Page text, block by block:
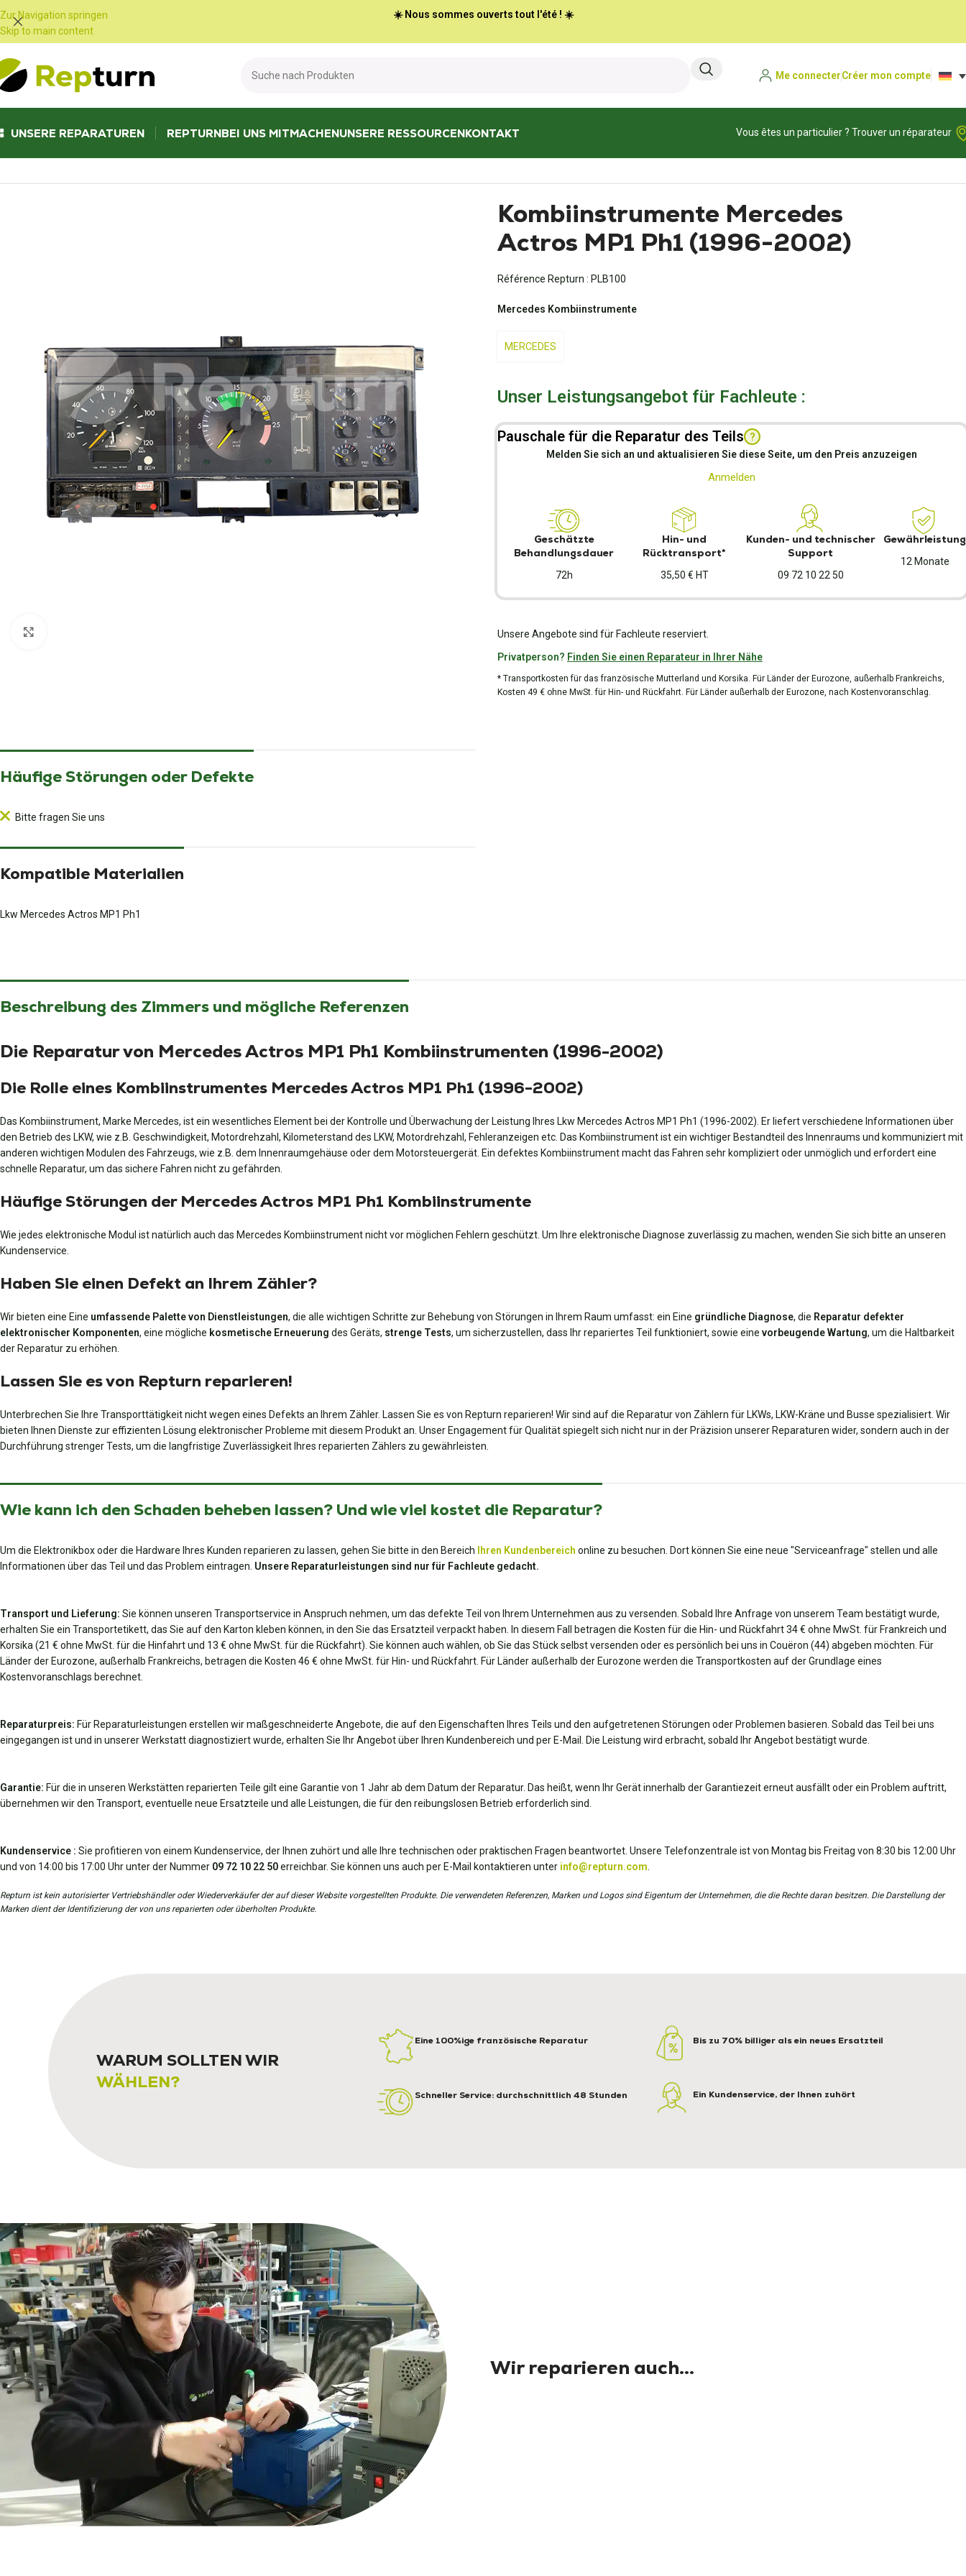
Zur Navigation springen
Skip to main content
☀️ Nous sommes ouverts tout l'été ! ☀️
Me connecterCréer mon compte
UNSERE REPARATUREN REPTURNBEI UNS MITMACHENUNSERE RESSOURCENKONTAKT
Vous êtes un particulier ? Trouver un réparateur
Kombiinstrumente Mercedes
Actros MP1 Ph1 (1996-2002)
Référence Repturn : PLB100
Mercedes Kombiinstrumente
MERCEDES
Unser Leistungsangebot für Fachleute :
Pauschale für die Reparatur des Teils ?
Melden Sie sich an und aktualisieren Sie diese Seite, um den Preis anzuzeigen
Anmelden
Geschätzte
Behandlungsdauer
72h
Hin- und
Rücktransport*
35,50 € HT
Kunden- und technischer
Support
09 72 10 22 50
Gewährleistung
12 Monate
Unsere Angebote sind für Fachleute reserviert.
Privatperson? Finden Sie einen Reparateur in Ihrer Nähe
* Transportkosten für das französische Mutterland und Korsika. Für Länder der Eurozone, außerhalb Frankreichs,
Kosten 49 € ohne MwSt. für Hin- und Rückfahrt. Für Länder außerhalb der Eurozone, nach Kostenvoranschlag.
Häufige Störungen oder Defekte
Bitte fragen Sie uns
Kompatible Materialien
Lkw Mercedes Actros MP1 Ph1
Beschreibung des Zimmers und mögliche Referenzen
Die Reparatur von Mercedes Actros MP1 Ph1 Kombiinstrumenten (1996-2002)
Die Rolle eines Kombiinstrumentes Mercedes Actros MP1 Ph1 (1996-2002)
Das Kombiinstrument, Marke Mercedes, ist ein wesentliches Element bei der Kontrolle und Überwachung der Leistung Ihres Lkw Mercedes Actros MP1 Ph1 (1996-2002). Er liefert verschiedene Informationen über
den Betrieb des LKW, wie z.B. Geschwindigkeit, Motordrehzahl, Kilometerstand des LKW, Motordrehzahl, Fehleranzeigen etc. Das Kombiinstrument ist ein wichtiger Bestandteil des Innenraums und kommuniziert mit
anderen wichtigen Modulen des Fahrzeugs, wie z.B. dem Innenraumgehäuse oder dem Motorsteuergerät. Ein defektes Kombiinstrument macht das Fahren sehr kompliziert oder unmöglich und erfordert eine
schnelle Reparatur, um das sichere Fahren nicht zu gefährden.
Häufige Störungen der Mercedes Actros MP1 Ph1 Kombiinstrumente
Wie jedes elektronische Modul ist natürlich auch das Mercedes Kombiinstrument nicht vor möglichen Fehlern geschützt. Um Ihre elektronische Diagnose zuverlässig zu machen, wenden Sie sich bitte an unseren
Kundenservice.
Haben Sie einen Defekt an Ihrem Zähler?
Wir bieten eine Eine umfassende Palette von Dienstleistungen, die alle wichtigen Schritte zur Behebung von Störungen in Ihrem Raum umfasst: ein Eine gründliche Diagnose, die Reparatur defekter
elektronischer Komponenten, eine mögliche kosmetische Erneuerung des Geräts, strenge Tests, um sicherzustellen, dass Ihr repariertes Teil funktioniert, sowie eine vorbeugende Wartung, um die Haltbarkeit
der Reparatur zu erhöhen.
Lassen Sie es von Repturn reparieren!
Unterbrechen Sie Ihre Transporttätigkeit nicht wegen eines Defekts an Ihrem Zähler. Lassen Sie es von Repturn reparieren! Wir sind auf die Reparatur von Zählern für LKWs, LKW-Kräne und Busse spezialisiert. Wir
bieten Ihnen Dienste zur effizienten Lösung elektronischer Probleme mit diesem Produkt an. Unser Engagement für Qualität spiegelt sich nicht nur in der Präzision unserer Reparaturen wider, sondern auch in der
Durchführung strenger Tests, um die langfristige Zuverlässigkeit Ihres reparierten Zählers zu gewährleisten.
Wie kann ich den Schaden beheben lassen? Und wie viel kostet die Reparatur?
Um die Elektronikbox oder die Hardware Ihres Kunden reparieren zu lassen, gehen Sie bitte in den Bereich Ihren Kundenbereich online zu besuchen. Dort können Sie eine neue "Serviceanfrage" stellen und alle
Informationen über das Teil und das Problem eintragen. Unsere Reparaturleistungen sind nur für Fachleute gedacht.
Transport und Lieferung: Sie können unseren Transportservice in Anspruch nehmen, um das defekte Teil von Ihrem Unternehmen aus zu versenden. Sobald Ihre Anfrage von unserem Team bestätigt wurde,
erhalten Sie ein Transportetikett, das Sie auf den Karton kleben können, in den Sie das Ersatzteil verpackt haben. In diesem Fall betragen die Kosten für die Hin- und Rückfahrt 34 € ohne MwSt. für Frankreich und
Korsika (21 € ohne MwSt. für die Hinfahrt und 13 € ohne MwSt. für die Rückfahrt). Sie können auch wählen, ob Sie das Stück selbst versenden oder es persönlich bei uns in Couëron (44) abgeben möchten. Für
Länder der Eurozone, außerhalb Frankreichs, betragen die Kosten 46 € ohne MwSt. für Hin- und Rückfahrt. Für Länder außerhalb der Eurozone werden die Transportkosten auf der Grundlage eines
Kostenvoranschlags berechnet.
Reparaturpreis: Für Reparaturleistungen erstellen wir maßgeschneiderte Angebote, die auf den Eigenschaften Ihres Teils und den aufgetretenen Störungen oder Problemen basieren. Sobald das Teil bei uns
eingegangen ist und in unserer Werkstatt diagnostiziert wurde, erhalten Sie Ihr Angebot über Ihren Kundenbereich und per E-Mail. Die Leistung wird erbracht, sobald Ihr Angebot bestätigt wurde.
Garantie: Für die in unseren Werkstätten reparierten Teile gilt eine Garantie von 1 Jahr ab dem Datum der Reparatur. Das heißt, wenn Ihr Gerät innerhalb der Garantiezeit erneut ausfällt oder ein Problem auftritt,
übernehmen wir den Transport, eventuelle neue Ersatzteile und alle Leistungen, die für den reibungslosen Betrieb erforderlich sind.
Kundenservice : Sie profitieren von einem Kundenservice, der Ihnen zuhört und alle Ihre technischen oder praktischen Fragen beantwortet. Unsere Telefonzentrale ist von Montag bis Freitag von 8:30 bis 12:00 Uhr
und von 14:00 bis 17:00 Uhr unter der Nummer 09 72 10 22 50erreichbar. Sie können uns auch per E-Mail kontaktieren unter info@repturn.com
Repturn ist kein autorisierter Vertriebshändler oder Wiederverkäufer der auf dieser Website vorgestellten Produkte. Die verwendeten Referenzen, Marken und Logos sind Eigentum der Unternehmen, die die Rechte daran besitzen. Die Darstellung der
Marken dient der Identifizierung der von uns reparierten oder überholten Produkte.
WARUM SOLLTEN WIR
WÄHLEN?
Eine 100%ige französische Reparatur
Schneller Service: durchschnittlich 48 Stunden
Bis zu 70% billiger als ein neues Ersatzteil
Ein Kundenservice, der Ihnen zuhört
Wir reparieren auch...